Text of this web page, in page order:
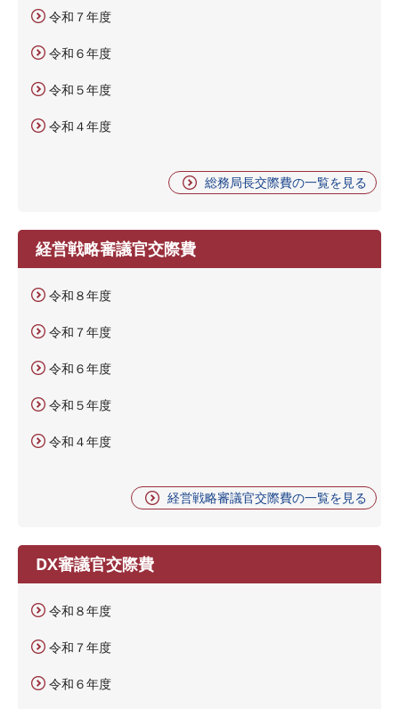
令和７年度
令和６年度
令和５年度
令和４年度
総務局長交際費の一覧を見る
経営戦略審議官交際費
令和８年度
令和７年度
令和６年度
令和５年度
令和４年度
経営戦略審議官交際費の一覧を見る
DX審議官交際費
令和８年度
令和７年度
令和６年度